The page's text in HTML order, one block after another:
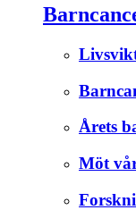
Årets
Möt